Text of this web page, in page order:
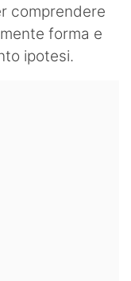
comprendere
forma e
ipotesi.